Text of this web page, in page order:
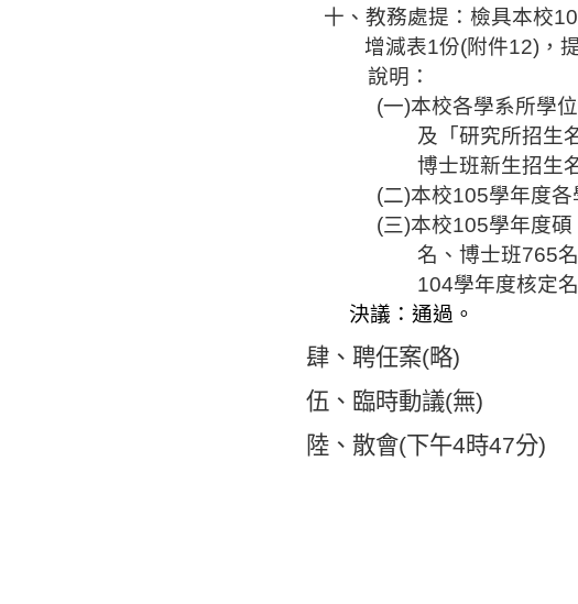
十、教務處提：檢具本校
增減表1份(附件12) ，
說明：
(一)本校各學系所學
及「研究所招生
博士班新生招生
(二)本校105學年度各
(三)本校105學年度碩
名、博士班765
104學年度核定
決議：通過。
肆、聘任案(略)
伍 、 臨時動議(無)
陸、 散會(下午4時47分)